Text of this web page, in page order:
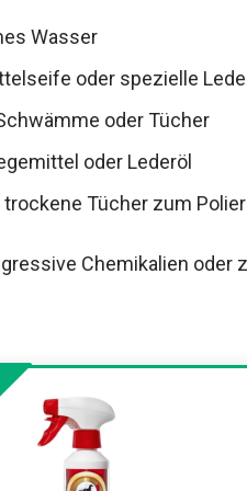
Wasser
oder spezielle
oder Tücher
oder Lederöl
trockene Tücher zum
Chemikalien oder